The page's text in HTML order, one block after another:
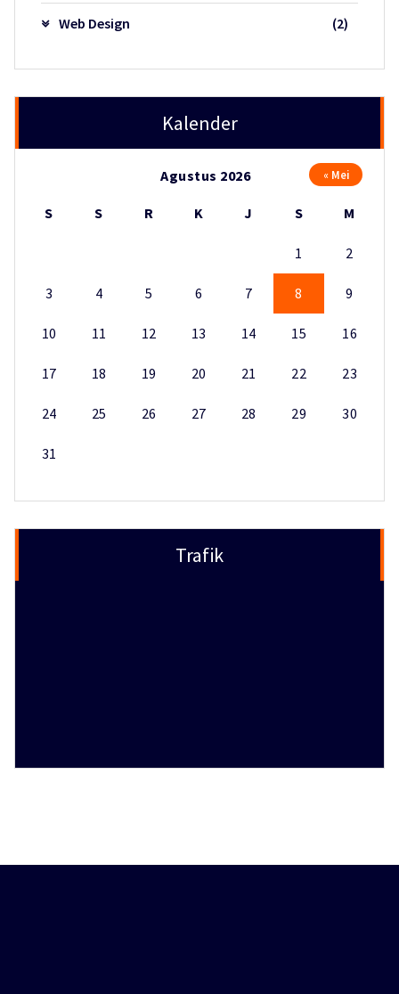
Web Design (2)
Kalender
Agustus 2026
S S R K J S M
1 2
3 4 5 6 7 8 9
10 11 12 13 14 15 16
17 18 19 20 21 22 23
24 25 26 27 28 29 30
31
« Mei
Trafik